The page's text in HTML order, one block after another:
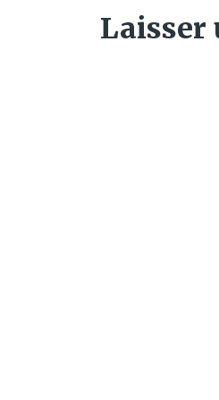
Laisser